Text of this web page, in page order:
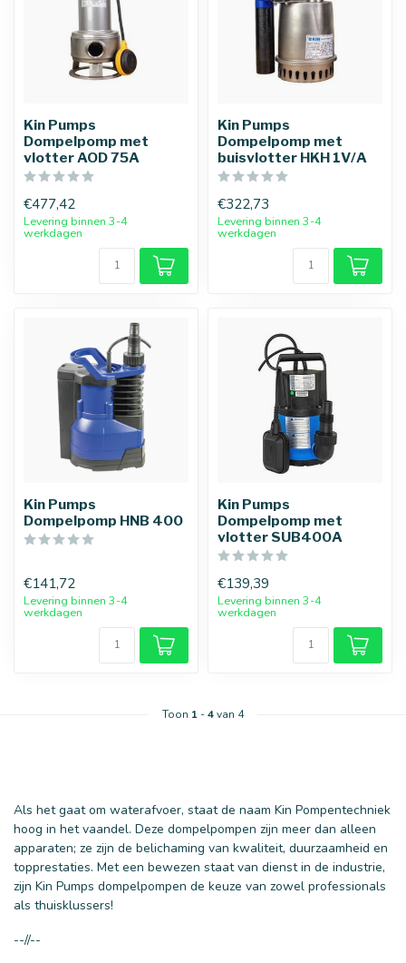
Kin Pumps
Dompelpomp met
vlotter AOD 75A
€477,42
Levering binnen 3-4
werkdagen
Kin Pumps
Dompelpomp met
buisvlotter HKH 1V/A
€322,73
Levering binnen 3-4
werkdagen
Kin Pumps
Dompelpomp HNB 400
€141,72
Levering binnen 3-4
werkdagen
Kin Pumps
Dompelpomp met
vlotter SUB400A
€139,39
Levering binnen 3-4
werkdagen
Toon 1 -4van 4
Als het gaat om waterafvoer, staat de naam Kin Pompentechniek
hoog in het vaandel. Deze dompelpompen zijn meer dan alleen
apparaten; ze zijn de belichaming van kwaliteit, duurzaamheid en
topprestaties. Met een bewezen staat van dienst in de industrie,
zijn Kin Pumps dompelpompen de keuze van zowel professionals
als thuisklussers!
--//--